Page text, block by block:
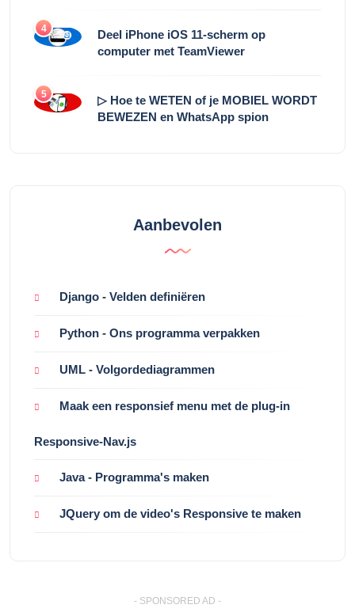
4
Deel iPhone iOS 11-scherm op
computer met TeamViewer
5
▷ Hoe te WETEN of je MOBIEL WORDT
BEWEZEN en WhatsApp spion
Aanbevolen
Django - Velden definiëren
Python - Ons programma verpakken
UML - Volgordediagrammen
Maak een responsief menu met de plug-in
Responsive-Nav.js
Java - Programma's maken
JQuery om de video's Responsive te maken
- SPONSORED AD -